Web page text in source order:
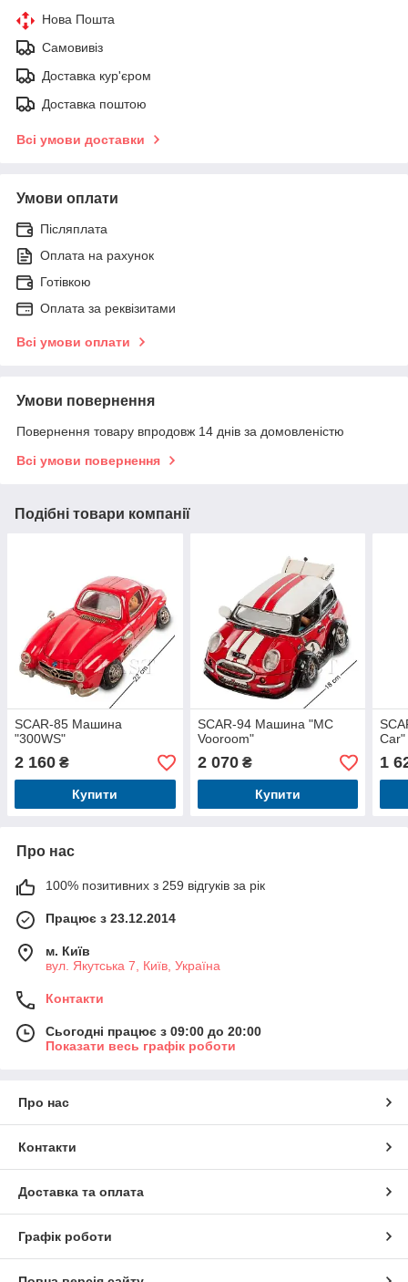
Нова Пошта
Самовивіз
Доставка кур'єром
Доставка поштою
Всі умови доставки
Умови оплати
Післяплата
Оплата на рахунок
Готівкою
Оплата за реквізитами
Всі умови оплати
Умови повернення
Повернення товару впродовж 14 днів за домовленістю
Всі умови повернення
Подібні товари компанії
SCAR-85 Машина
"300WS"
2 160 ₴
Купити
SCAR-94 Машина "MC
Vooroom"
2 070₴
Купити
Car"
1
Про нас
100% позитивних з 259 відгуків за рік
Працює з 23.12.2014
м. Київ
вул. Якутська 7, Київ, Україна
Контакти
Сьогодні працює з 09:00 до 20:00
Показати весь графік роботи
Про нас
Контакти
Доставка та оплата
Графік роботи